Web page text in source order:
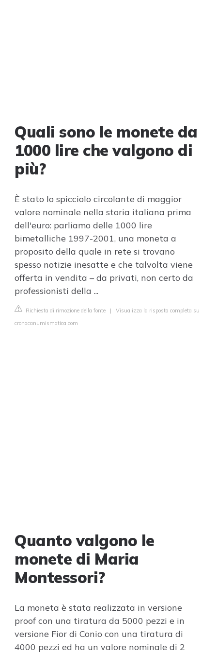
Quali sono le monete da
1000 lire che valgono di
più?
È stato lo spicciolo circolante di maggior
valore nominale nella storia italiana prima
dell'euro: parliamo delle 1000 lire
bimetalliche 1997-2001, una moneta a
proposito della quale in rete si trovano
spesso notizie inesatte e che talvolta viene
offerta in vendita – da privati, non certo da
professionisti della ...
Richiesta di rimozione della fonte | Visualizza la risposta completa su
cronacanumismatica.com
Quanto valgono le
monete di Maria
Montessori?
La moneta è stata realizzata in versione
proof con una tiratura da 5000 pezzi e in
versione Fior di Conio con una tiratura di
4000 pezzi ed ha un valore nominale di 2